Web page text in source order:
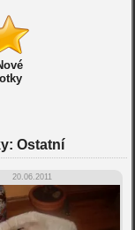
Ostatní
20.06.2011